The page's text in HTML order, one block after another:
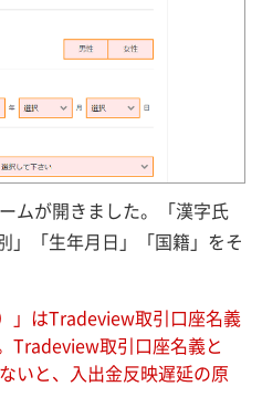
ムが開きました。「漢字氏
」「生年月日」「国籍」をそ
」はTradeview取引口座名義
Tradeview取引口座名義と
いと、入出金反映遅延の原